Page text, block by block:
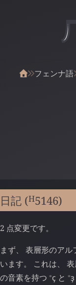
フェンナ語
日記 (H5146)
2 点変更です。
まず、 表層形のアル
います。 これは、
の音素を持つ ⁎ҫ と ⁎ҙ